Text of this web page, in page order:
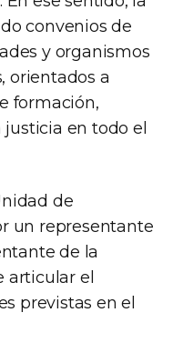
convenios de
y organismos
orientados a
formación,
en todo el
de
un representante
de la
articular el
previstas en el